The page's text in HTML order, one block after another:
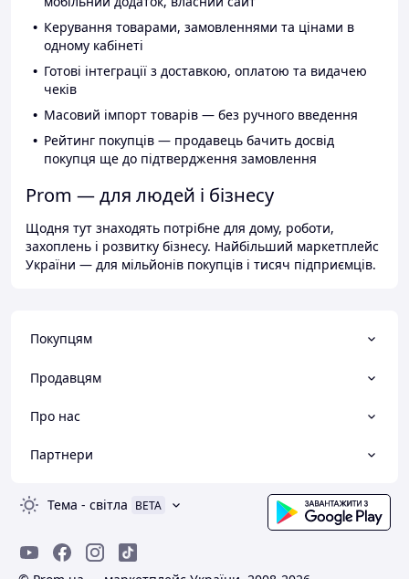
Керування товарами, замовленнями та цінами в
одному кабінеті
Готові інтеграції з доставкою, оплатою та видачею
чеків
Масовий імпорт товарів — без ручного введення
Рейтинг покупців — продавець бачить досвід
покупця ще до підтвердження замовлення
Prom — для людей і бізнесу
Щодня тут знаходять потрібне для дому, роботи,
захоплень і розвитку бізнесу. Найбільший маркетплейс
України — для мільйонів покупців і тисяч підприємців.
Покупцям
Продавцям
Про нас
Партнери
Тема - світла BETA